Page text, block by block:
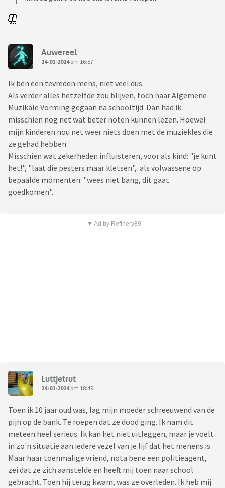
Auwereel
24-01-2024om 16:57
Ik ben een tevreden mens, niet veel dus.
Als verder alles hetzelfde zou blijven, toch naar Algemene
Muzikale Vorming gegaan na schooltijd. Dan had ik
misschien nog net wat beter noten kunnen lezen. Hoewel
mijn kinderen nou net weer niets doen met de muziekles die
ze gehad hebben.
Misschien wat zekerheden influisteren, voor als kind: "je kunt
het!", "laat die pesters maar kletsen", als volwassene op
bepaalde momenten: "wees niet bang, dit gaat
goedkomen".
▼ Ad by Refinery89
Luttjetrut
24-01-2024om 18:49
Toen ik 10 jaar oud was, lag mijn moeder schreeuwend van de
pijn op de bank. Te roepen dat ze dood ging. Ik nam dit
meteen heel serieus. Ik kan het niet uitleggen, maar je voelt
in zo'n situatie aan iedere vezel van je lijf dat het menens is.
Maar haar toenmalige vriend, nota bene een politieagent,
zei dat ze zich aanstelde en heeft mij toen naar school
gebracht. Toen hij terug kwam, was ze overleden. Ik heb mij